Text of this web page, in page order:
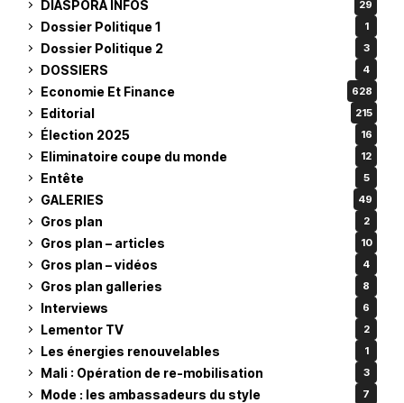
DIASPORA INFOS 29
Dossier Politique 1 1
Dossier Politique 2 3
DOSSIERS 4
Economie Et Finance 628
Editorial 215
Élection 2025 16
Eliminatoire coupe du monde 12
Entête 5
GALERIES 49
Gros plan 2
Gros plan – articles 10
Gros plan – vidéos 4
Gros plan galleries 8
Interviews 6
Lementor TV 2
Les énergies renouvelables 1
Mali : Opération de re-mobilisation 3
Mode : les ambassadeurs du style 7